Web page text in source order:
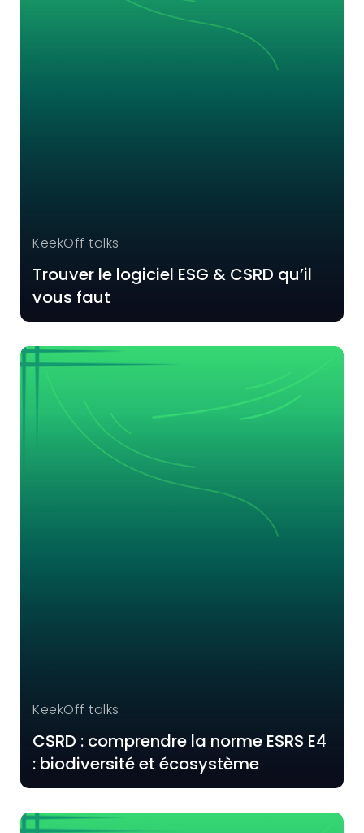
KeekOff talks
Trouver le logiciel ESG & CSRD qu’il
vous faut
KeekOff talks
CSRD : comprendre la norme ESRS E4
: biodiversité et écosystème